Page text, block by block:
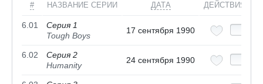
# НАЗВАНИЕ СЕРИИ ДАТА ДЕЙСТВИЯ
6.01
Серия 1
Tough Boys
17 сентября 1990
6.02
Серия 2
Humanity
24 сентября 1990